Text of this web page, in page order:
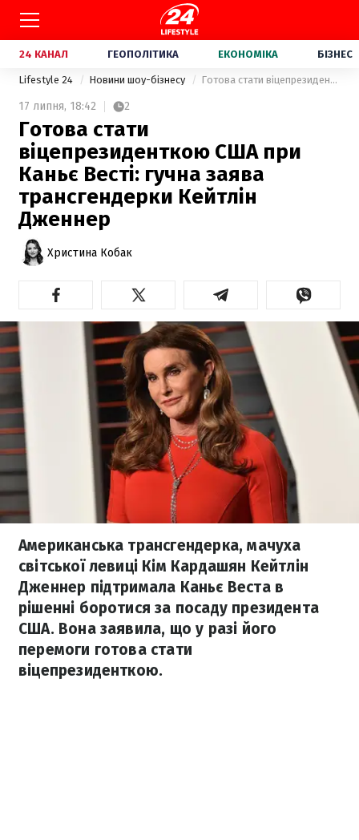
24 КАНАЛ ГЕОПОЛІТИКА ЕКОНОМІКА БІЗНЕС
Lifestyle 24 Новини шоу-бізнесу Готова стати віцепрезиденткою США при Каньє Весті: гучна заява трансгендерки Кейтлін Дженнер
17 липня, 18:42 2
Готова стати
віцепрезиденткою США при
Каньє Весті: гучна заява
трансгендерки Кейтлін
Дженнер
Христина Кобак
Американська трансгендерка, мачуха
світської левиці Кім Кардашян Кейтлін
Дженнер підтримала Каньє Веста в
рішенні боротися за посаду президента
США. Вона заявила, що у разі його
перемоги готова стати
віцепрезиденткою.